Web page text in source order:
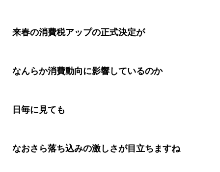
来春の消費税アップの正式決定が
なんらか消費動向に影響しているのか
日毎に見ても
なおさら落ち込みの激しさが目立ちますね